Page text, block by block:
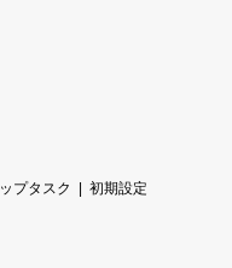
プタスク
初期設定